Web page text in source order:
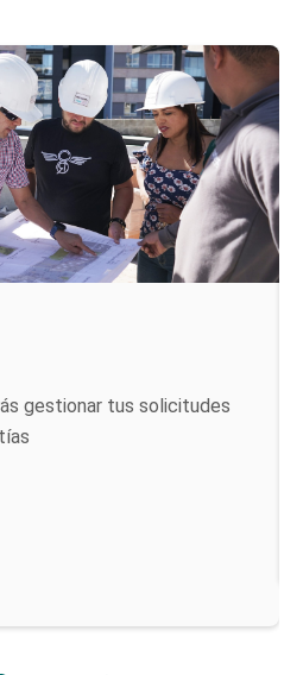
gestionar tus solicitudes